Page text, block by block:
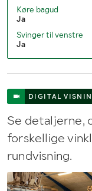
Køre bagud
Ja
Svinger til venstre
Ja
DIGITAL
Se detaljerne,
forskellige
rundvisning.